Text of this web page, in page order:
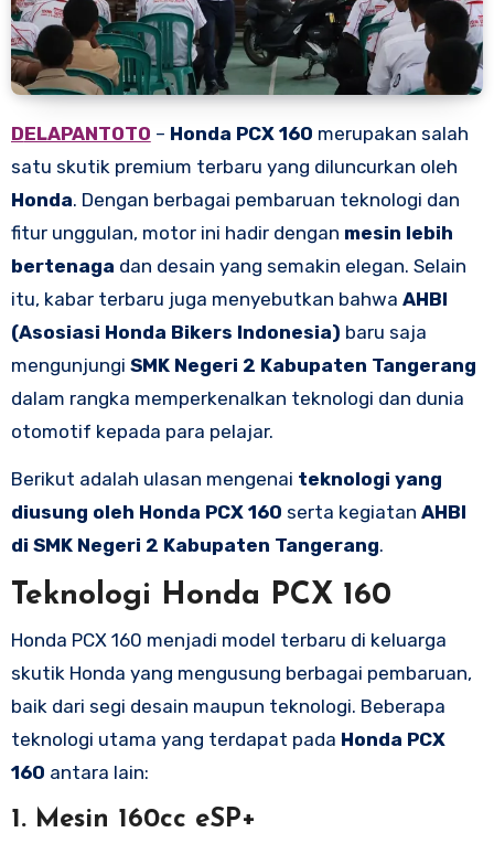
DELAPANTOTO – Honda PCX 160 merupakan salah
satu skutik premium terbaru yang diluncurkan oleh
Honda. Dengan berbagai pembaruan teknologi dan
fitur unggulan, motor ini hadir dengan mesin lebih
bertenaga dan desain yang semakin elegan. Selain
itu, kabar terbaru juga menyebutkan bahwa AHBI
(Asosiasi Honda Bikers Indonesia) baru saja
mengunjungi SMK Negeri 2 Kabupaten Tangerang
dalam rangka memperkenalkan teknologi dan dunia
otomotif kepada para pelajar.
Berikut adalah ulasan mengenai teknologi yang
diusung oleh Honda PCX 160 serta kegiatan AHBI
di SMK Negeri 2 Kabupaten Tangerang.
Teknologi Honda PCX 160
Honda PCX 160 menjadi model terbaru di keluarga
skutik Honda yang mengusung berbagai pembaruan,
baik dari segi desain maupun teknologi. Beberapa
teknologi utama yang terdapat pada Honda PCX
160 antara lain:
1. Mesin 160cc eSP+